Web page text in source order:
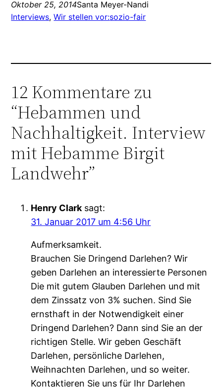
Oktober 25, 2014Santa Meyer-Nandi
Interviews, Wir stellen vor:sozio-fair
12 Kommentare zu
“Hebammen und
Nachhaltigkeit. Interview
mit Hebamme Birgit
Landwehr”
Henry Clark sagt:
31. Januar 2017 um 4:56 Uhr
Aufmerksamkeit.
Brauchen Sie Dringend Darlehen? Wir
geben Darlehen an interessierte Personen
Die mit gutem Glauben Darlehen und mit
dem Zinssatz von 3% suchen. Sind Sie
ernsthaft in der Notwendigkeit einer
Dringend Darlehen? Dann sind Sie an der
richtigen Stelle. Wir geben Geschäft
Darlehen, persönliche Darlehen,
Weihnachten Darlehen, und so weiter.
Kontaktieren Sie uns für Ihr Darlehen